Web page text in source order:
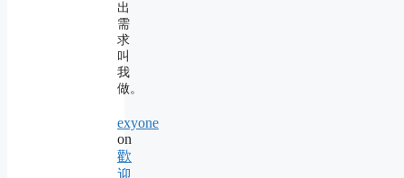
出
需
求
叫
我
做。
exyone
on
歡
迎